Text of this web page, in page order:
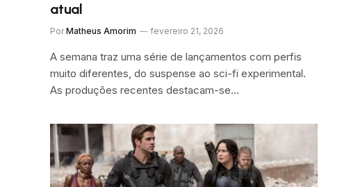
atual
Por Matheus Amorim fevereiro 21, 2026
A semana traz uma série de lançamentos com perfis
muito diferentes, do suspense ao sci-fi experimental.
As produções recentes destacam-se…